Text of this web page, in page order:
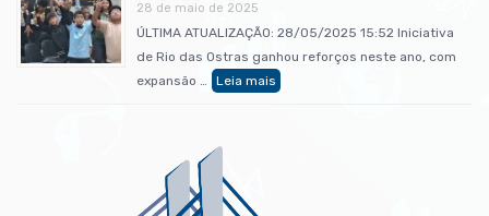
28 de maio de 2025
ÚLTIMA ATUALIZAÇÃO: 28/05/2025 15:52 Iniciativa
de Rio das Ostras ganhou reforços neste ano, com
expansão …